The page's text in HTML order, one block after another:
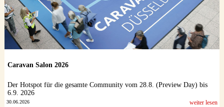
Caravan Salon 2026
Der Hotspot für die gesamte Community vom 28.8. (Preview Day) bis
6.9. 2026
30.06.2026 weiter lesen